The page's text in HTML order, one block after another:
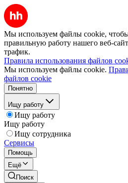
Мы используем файлы cookie,
правильную работу нашего веб-
трафик.
Правила использования файлов
Мы используем файлы cookie.
файлов cookie
Понятно
Ищу работу
Ищу работу
Ищу работу
Ищу сотрудника
Сервисы
Помощь
Ещё
Поиск